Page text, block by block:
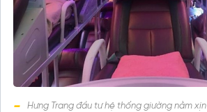
Hưng Trang đầu tư hệ thống giường nằm